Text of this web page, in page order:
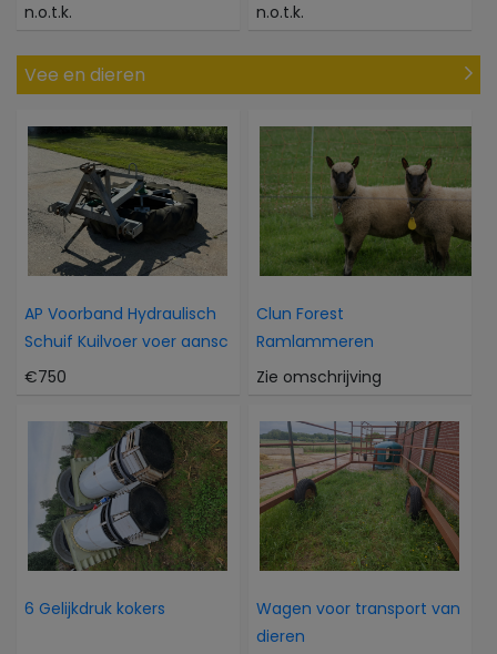
n.o.t.k. n.o.t.k.
Vee en dieren
AP Voorband Hydraulisch
Schuif Kuilvoer voer aansc
€750
Clun Forest
Ramlammeren
Zie omschrijving
6 Gelijkdruk kokers
Wagen voor transport van
dieren